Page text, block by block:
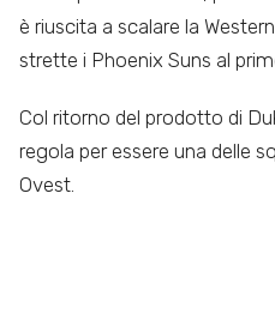
è riuscita a scalare la
strette i Phoenix Suns al
Col ritorno del prodotto di
regola per essere una delle
Ovest.